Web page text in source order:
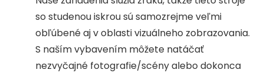
so studenou iskrou sú samozrejme veľmi
obľúbené aj v oblasti vizuálneho zobrazovania.
S naším vybavením môžete natáčať
nezvyčajné fotografie/scény alebo dokonca